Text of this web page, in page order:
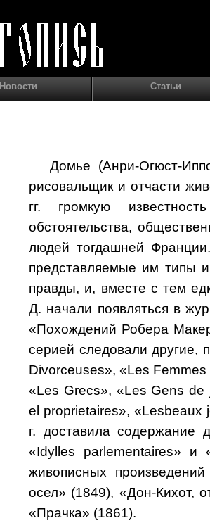
Новости Статьи
Домье (Анри-Огюст-
рисовальщик и отчасти
гг. громкую
обстоятельства,
людей тогдашней
представляемые им типы
правды, и, вместе с тем
Д. начали появляться в
«Пoхождений Робера
серией следовали другие,
Divorceuses», «Les
«Les Grecs», «Les Gens de
el proprietaires»,
г. доставила
«Idylles раrlementaires» и
живописных
осел» (1849), «Дон-Кихот,
«Прачка» (1861).